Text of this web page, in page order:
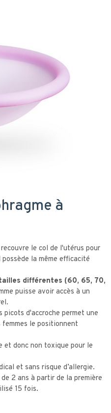
à
le col de l'utérus pour
la même efficacité
différentes (60, 65, 70,
puisse avoir accès à un
picots d'accroche permet une
le positionnent
et donc non toxique pour le
et sans risque d’allergie.
2 ans à partir de la première
15 fois.